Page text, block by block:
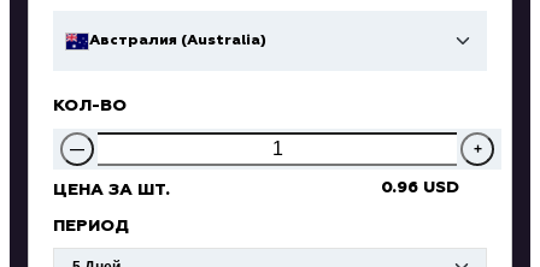
Австралия (Australia)
КОЛ-ВО
— +
ЦЕНА ЗА ШТ. 0.96 USD
ПЕРИОД